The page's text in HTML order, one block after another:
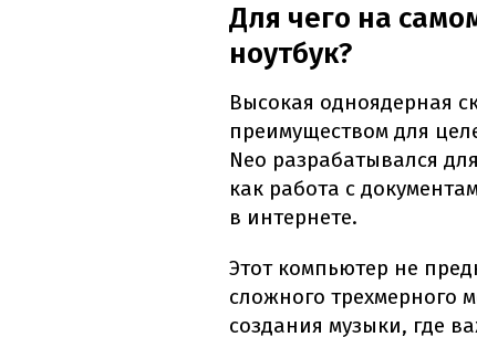
Для чего на
ноутбук?
Высокая одноядерная
преимуществом для
Neo разрабатывался
как работа с
в интернете.
Этот компьютер не
сложного трехмерного
создания музыки, где